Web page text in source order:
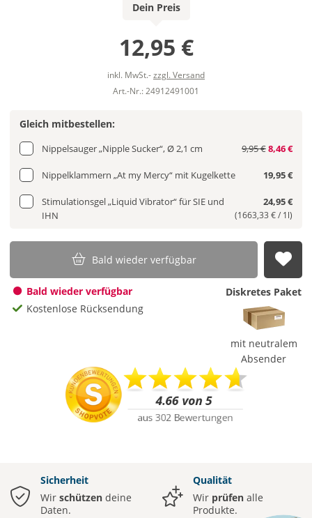
Dein Preis
12,95 €
inkl. MwSt.-zzgl. Versand
Art.-Nr.: 24912491001
Gleich mitbestellen:
Nippelsauger „Nipple Sucker“, Ø 2,1 cm 9,95 €8,46 €
Nippelklammern „At my Mercy“ mit Kugelkette 19,95 €
Stimulationsgel „Liquid Vibrator“ für SIE und
IHN
24,95 €
(1663,33 € / 1l)
Bald wieder verfügbar
Bald wieder verfügbar
Kostenlose Rücksendung
Diskretes Paket
mit neutralem
Absender
Sicherheit
Wir schützen deine
Daten.
Qualität
Wir prüfen alle
Produkte.